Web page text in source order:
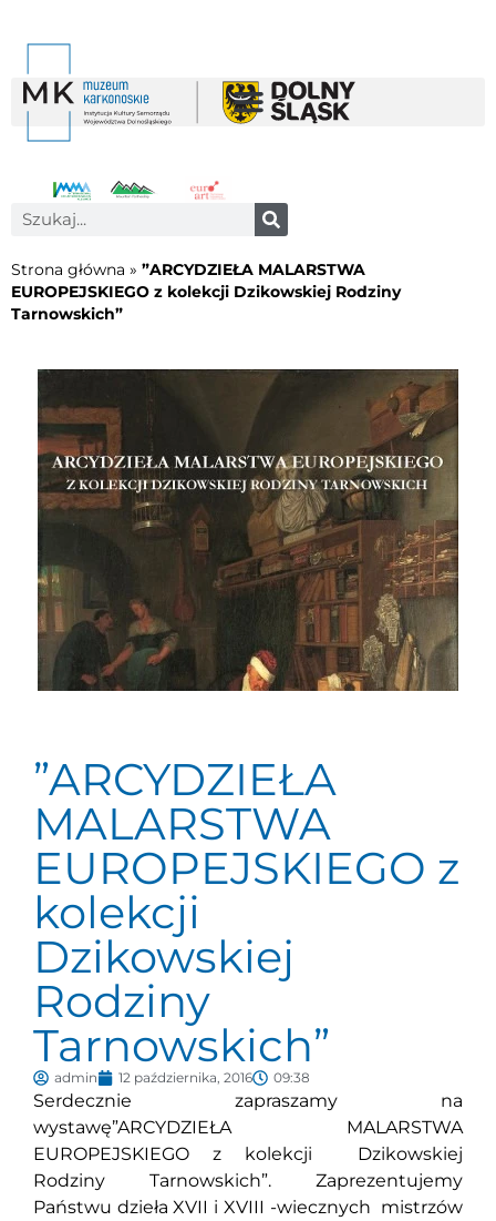
Strona główna » ”ARCYDZIEŁA MALARSTWA
EUROPEJSKIEGO z kolekcji Dzikowskiej Rodziny
Tarnowskich”
”ARCYDZIEŁA
MALARSTWA
EUROPEJSKIEGO z
kolekcji
Dzikowskiej
Rodziny
Tarnowskich”
admin 12 października, 2016 09:38
Serdecznie zapraszamy na
wystawę”ARCYDZIEŁA MALARSTWA
EUROPEJSKIEGO z kolekcji Dzikowskiej
Rodziny Tarnowskich”. Zaprezentujemy
Państwu dzieła XVII i XVIII -wiecznych mistrzów